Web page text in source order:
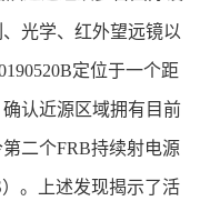
光学、红外望远镜以
定位于一个距
认近源区域拥有目前
二个FRB持续射电源
）。上述发现揭示了活